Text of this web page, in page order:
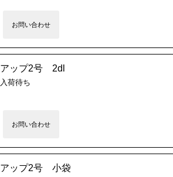
お問い合わせ
アップ2号 2dl
入荷待ち
お問い合わせ
アップ2号 小袋